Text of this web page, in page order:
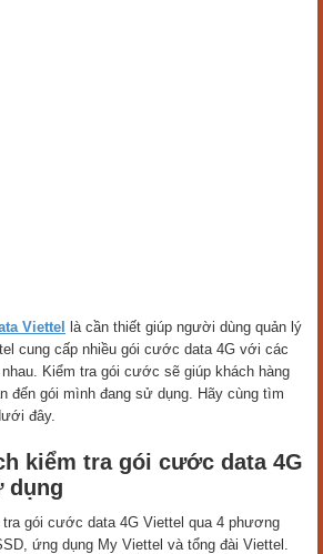
Viettel
là cần thiết giúp người dùng quản lý
cung cấp nhiều gói cước data 4G với các
Kiểm tra gói cước sẽ giúp khách hàng
đến gói mình đang sử dụng. Hãy cùng tìm
đây.
kiểm tra gói cước data 4G
dụng
tra gói cước data 4G Viettel qua 4 phương
ứng dụng My Viettel và tổng đài Viettel.